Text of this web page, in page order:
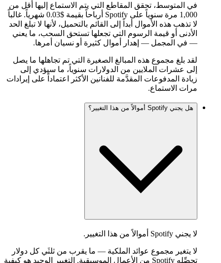
في المتوسط، تحقق المقاطع التي يتم الاستماع إليها أقل من
1,000 مرة سنوياً على Spotify أرباحاً بقيمة $0.03 شهرياً. غالباً
لا تذهب هذه الأموال أبداً إلى القائم بالتحميل، لأنها لا تبلغ الحد
الأدنى أو قيمة الرسوم التي تجعلها تستحق السحب، ما يعني
— في المجمل — إهدار أموال كثيرة أو نسيان أمرها.
لقد بلغ مجموع هذه المبالغ الصغيرة التي تم تجاهلها ما يصل
إلى عشرات الملايين من الدولارات سنوياً، ما سيؤدي إلى
زيادة المدفوعات المقدَّمة للفنانين الأكثر اعتماداً على إيرادات
مرات الاستماع.
هل يجني Spotify أموالاً من هذا التغيير؟
لا يجني Spotify أموالاً من هذا التغيير.
لا يتغير مجموع عوائد الملكية — ما يقرب من ثلثَي كل دولار
تحصِّله Spotify من الأعمال الموسيقية. التغيير الوحيد هو كيفية